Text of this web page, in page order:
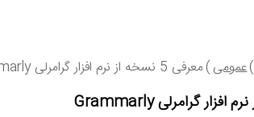
)عمومی)معرفی 5 نسخه از نرم افزار گرامرلی Grammarly